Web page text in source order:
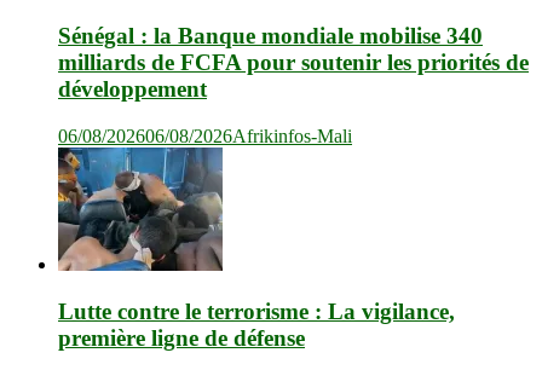
Sénégal : la Banque mondiale mobilise 340
milliards de FCFA pour soutenir les priorités de
développement
06/08/202606/08/2026Afrikinfos-Mali
Lutte contre le terrorisme : La vigilance,
première ligne de défense